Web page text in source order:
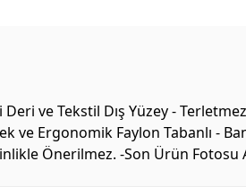
Deri ve Tekstil Dış Yüzey -
ve Ergonomik Faylon Tabanlı -
Önerilmez. -Son Ürün